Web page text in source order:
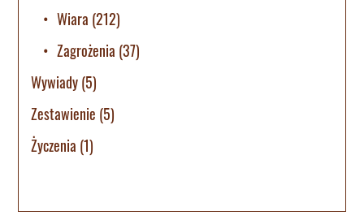
Wiara (212)
Zagrożenia (37)
Wywiady(5)
Zestawienie (5)
Życzenia (1)